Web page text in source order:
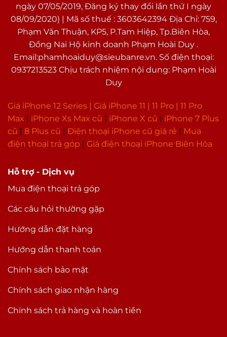
Hỗ trợ - Dịch vụ
Mua điện thoại trả góp
Các câu hỏi thường gặp
Hướng dẫn đặt hàng
Hướng dẫn thanh toán
Chính sách bảo mật
Chính sách giao nhận hàng
Chính sách trả hàng và hoàn tiền
ngày 07/05/2019, Đăng ký thay đổi lần thứ I ngày
08/09/2020) | Mã số thuế : 3603642394 Địa Chỉ: 759,
Phạm Văn Thuận, KP5, P.Tam Hiệp, Tp.Biên Hòa,
Đồng Nai Hộ kinh doanh Phạm Hoài Duy .
Email:phamhoaiduy@sieubanre.vn. Số điện thoại:
0937213523 Chịu trách nhiệm nội dung: Phạm Hoài
Duy
Giá iPhone 12 Series | Giá iPhone 11 11 Pro
11 Pro
Max
iPhone Xs Max cũ iPhone X cũ
iPhone 7 Plus
cũ
8 Plus cũ Điện thoại iPhone cũ giá rẻ
Mua
điện thoại trả góp
Giá điện thoại iPhone Biên Hòa